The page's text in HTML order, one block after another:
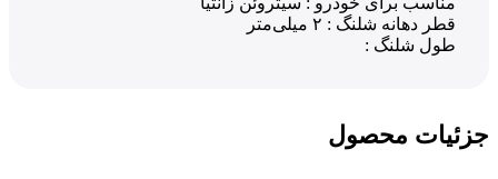
قطر دهانه شلنگ : ۲ میلی‌متر
طول شلنگ :
جزئیات محصول